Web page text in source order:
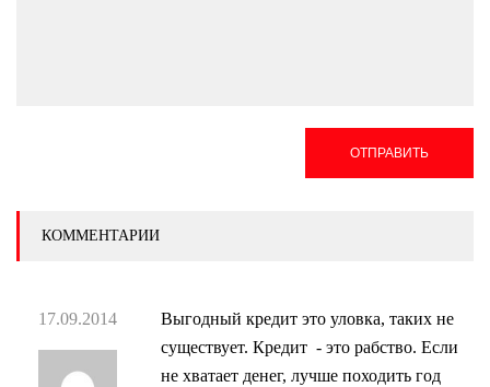
ОТПРАВИТЬ
КОММЕНТАРИИ
17.09.2014
Выгодный кредит это уловка, таких не
существует. Кредит - это рабство. Если
не хватает денег, лучше походить год